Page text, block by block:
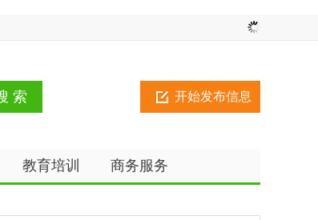
开始发布信息
教育培训 商务服务